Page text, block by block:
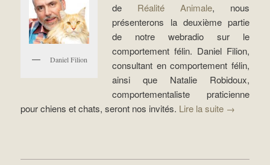
Daniel Filion
de Réalité Animale, nous
présenterons la deuxième partie
de notre webradio sur le
comportement félin. Daniel Filion,
consultant en comportement félin,
ainsi que Natalie Robidoux,
comportementaliste praticienne
pour chiens et chats, seront nos invités. Lire la suite →